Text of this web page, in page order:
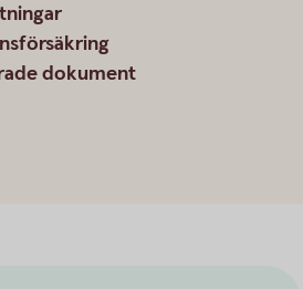
dokument